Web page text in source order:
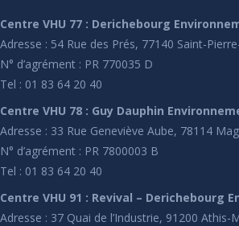
Centre VHU 77 : Derichebourg
Adresse : 54 Rue des Prés, 77140 Saint-
N° d’agrément : PR 770035 D
Tel : 01 83 64 20 40
Centre VHU 78 : Guy Dauphin
Adresse : 33 Rue Geneviève Aube, 78114
N° d’agrément : PR 7800003 B
Tel : 01 83 64 20 40
Centre VHU 91 : Revival – Derichebourg
Adresse : 37 Quai de l’Industrie, 91200 Athis-